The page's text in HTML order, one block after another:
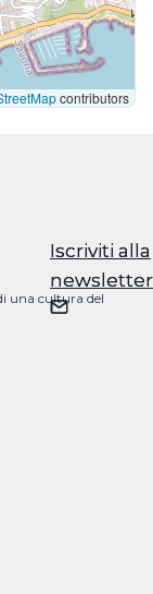
Iscriviti alla
newsletter
contributors
una cultura del
Iscriviti alla
newsletter